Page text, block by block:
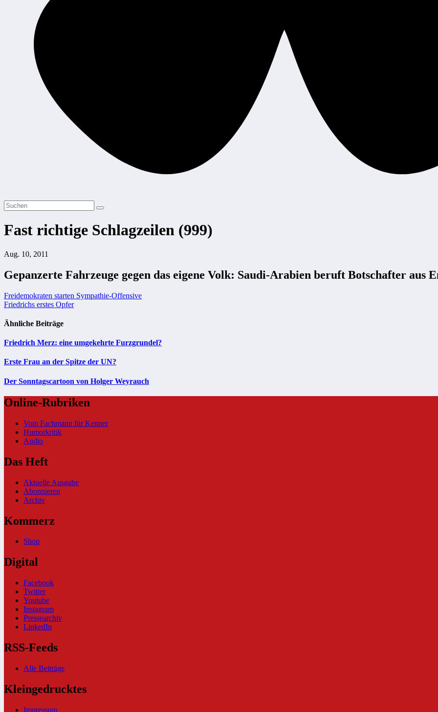
Fast richtige Schlagzeilen (999)
Aug. 10, 2011
Gepanzerte Fahrzeuge gegen das eigene Volk: Saudi-Arabien beruft Botschafter aus
Beitragsnavigation
Freidemokraten starten Sympathie-Offensive
Friedrichs erstes Opfer
Ähnliche Beiträge
Friedrich Merz: eine umgekehrte Furzgrundel?
Erste Frau an der Spitze der UN?
Der Sonntagscartoon von Holger Weyrauch
Online-Rubriken
Vom Fachmann für Kenner
Humorkritik
Audio
Das Heft
Aktuelle Ausgabe
Abonnieren
Archiv
Kommerz
Shop
Digital
Facebook
Twitter
Youtube
Instagram
Pressearchiv
LinkedIn
RSS-Feeds
Alle Beiträge
Kleingedrucktes
Impressum